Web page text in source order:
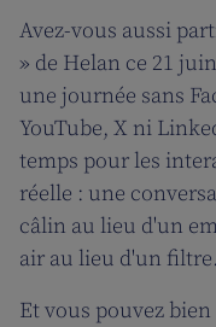
Avez-vous aussi
» de Helan ce 21
une journée sans
YouTube, X ni
temps pour les
réelle : une
câlin au lieu d'un
air au lieu d'un filtre.
Et vous pouvez